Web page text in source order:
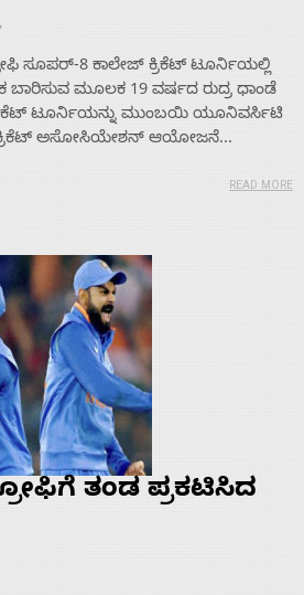
ಸೂಪರ್-8 ಕಾಲೇಜ್ ಕ್ರಿಕೆಟ್ ಟೂರ್ನಿಯಲ್ಲಿ
ಬಾರಿಸುವ ಮೂಲಕ 19 ವರ್ಷದ ರುದ್ರ ಧಾಂಡೆ
ಟೂರ್ನಿಯನ್ನು ಮುಂಬಯಿ ಯೂನಿವರ್ಸಿಟಿ
ಕ್ರಿಕೆಟ್ ಅಸೋಸಿಯೇಶನ್ ಆಯೋಜನೆ...
READ MORE
ತಂಡ ಪ್ರಕಟಿಸಿದ